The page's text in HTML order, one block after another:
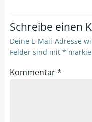
Schreibe einen
Deine E-Mail-Adresse
Felder sind mit *
Kommentar*